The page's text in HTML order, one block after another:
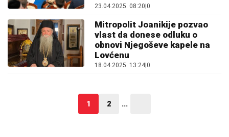
23.04.2025. 08:20|0
Mitropolit Joanikije pozvao
vlast da donese odluku o
obnovi Njegoševe kapele na
Lovćenu
18.04.2025. 13:24|0
1 2 ...